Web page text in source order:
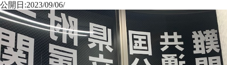
公開日:2023/09/06/